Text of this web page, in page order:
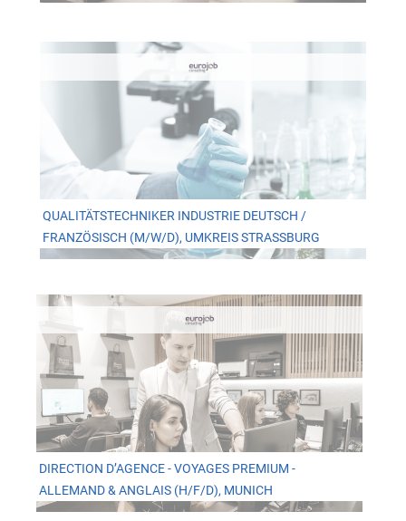
QUALITÄTSTECHNIKER INDUSTRIE DEUTSCH /
FRANZÖSISCH (M/W/D), UMKREIS STRASSBURG
DIRECTION D’AGENCE - VOYAGES PREMIUM -
ALLEMAND & ANGLAIS (H/F/D), MUNICH